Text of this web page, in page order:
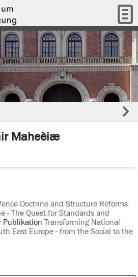
Maheèiæ
Doctrine and Structure Reforms
- The Quest for Standards and
Publikation Transforming National
East Europe - from the Social to the